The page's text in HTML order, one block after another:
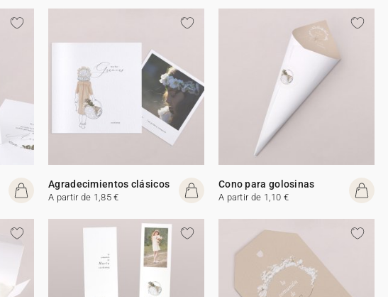
Agradecimientos clásicos
A partir de 1,85 €
Cono para golosinas
A partir de 1,10 €